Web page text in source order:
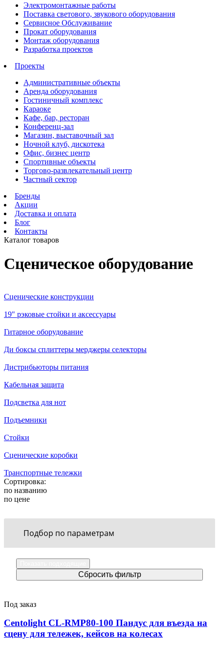
Электромонтажные работы
Поставка светового, звукового оборудования
Сервисное Обслуживание
Прокат оборудования
Монтаж оборудования
Разработка проектов
Проекты
Административные объекты
Аренда оборудования
Гостиничный комплекс
Караоке
Кафе, бар, ресторан
Конференц-зал
Магазин, выставочный зал
Ночной клуб, дискотека
Офис, бизнес центр
Спортивные объекты
Торгово-развлекательный центр
Частный сектор
Бренды
Акции
Доставка и оплата
Блог
Контакты
Каталог товаров
Сценическое оборудование
Сценические конструкции
19" рэковые стойки и аксесcуары
Гитарное оборудование
Ди боксы сплиттеры мерджеры селекторы
Дистрибьюторы питания
Кабельная защита
Подсветка для нот
Подъемники
Стойки
Сценические коробки
Транспортные тележки
Сортировка:
по названию
по цене
Подбор по параметрам
Под заказ
Centolight CL-RMP80-100 Пандус для въезда на
сцену для тележек, кейсов на колесах